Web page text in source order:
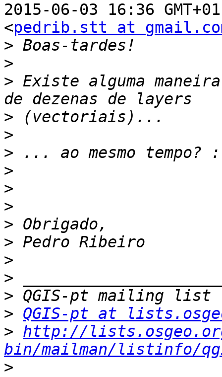
2015-06-03 16:36
<pedrib.stt at
>
>
> Existe alguma
>
>
>
>
>
>
>
>
>
>
>
> QGIS-pt at
> http://
bin/mailman/listinfo/
>